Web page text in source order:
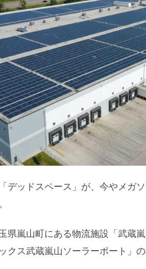
デッドスペース」が、今やメガ
県嵐山町にある物流施設「武蔵
クス武蔵嵐山ソーラーポート」の